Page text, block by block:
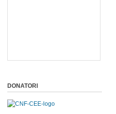
DONATORI